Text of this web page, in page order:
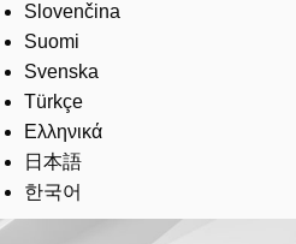
Slovenčina
Suomi
Svenska
Türkçe
Ελληνικά
日本語
한국어